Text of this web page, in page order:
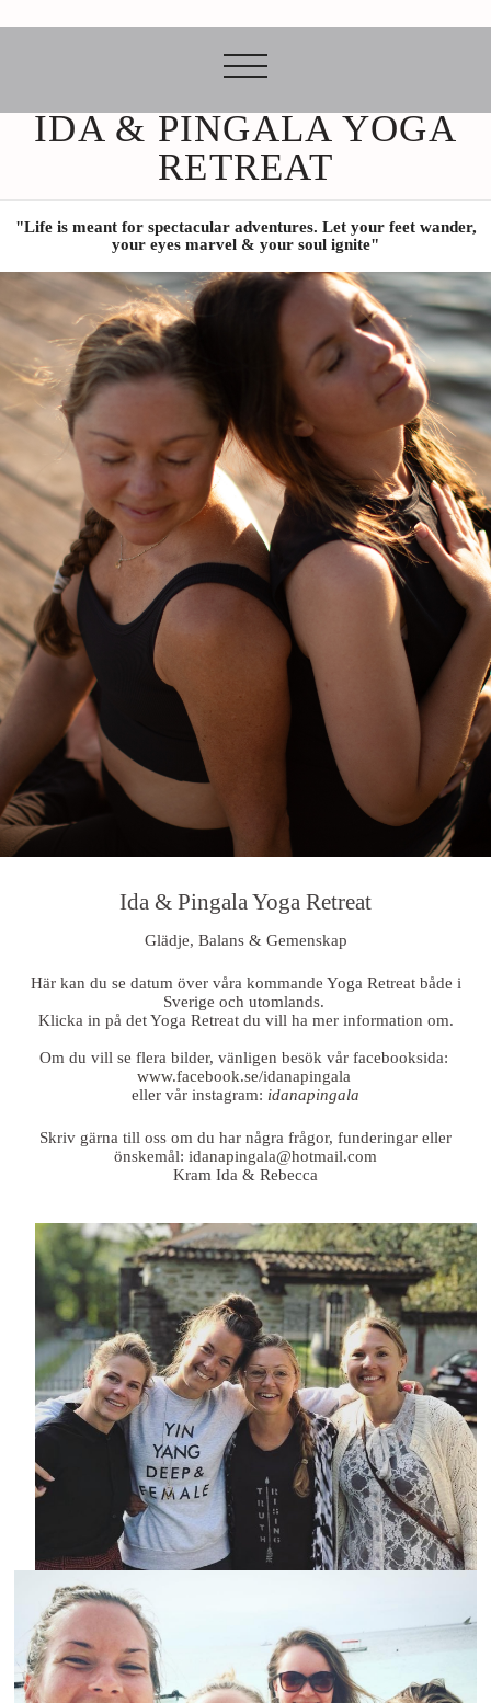
IDA & PINGALA YOGA
RETREAT
"Life is meant for spectacular adventures. Let your feet wander,
your eyes marvel & your soul ignite"
Ida & Pingala Yoga Retreat
Glädje, Balans & Gemenskap
Här kan du se datum över våra kommande Yoga Retreat både i
Sverige och utomlands.
Klicka in på det Yoga Retreat du vill ha mer information om.
Om du vill se flera bilder, vänligen besök vår facebooksida:
www.facebook.se/idanapingala
eller vår instagram: idanapingala
Skriv gärna till oss om du har några frågor, funderingar eller
önskemål: idanapingala@hotmail.com
Kram Ida & Rebecca